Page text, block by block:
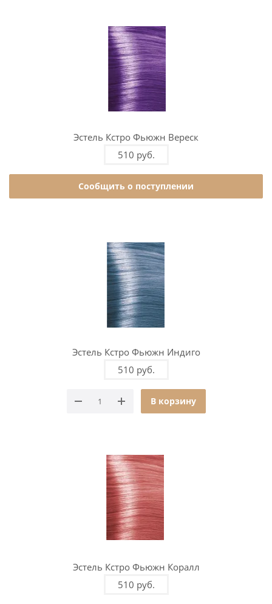
Эстель Кстро Фьюжн Вереск
510 руб.
Сообщить о поступлении
Эстель Кстро Фьюжн Индиго
510 руб.
В корзину
Эстель Кстро Фьюжн Коралл
510 руб.